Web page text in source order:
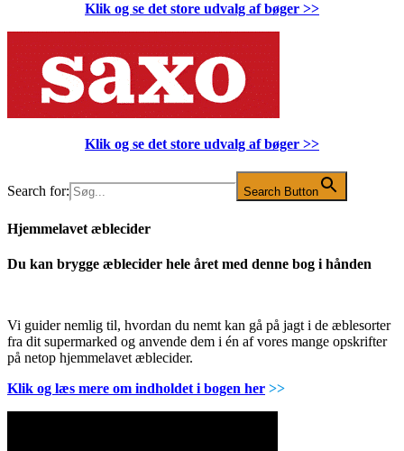
Klik og se det store udvalg af bøger >>
Klik og se det store udvalg af bøger >>
Search for: Search Button
Hjemmelavet æblecider
Du kan brygge æblecider hele året med denne bog i hånden
Vi guider nemlig til, hvordan du nemt kan gå på jagt i de æblesorter
fra dit supermarked og anvende dem i én af vores mange opskrifter
på netop hjemmelavet æblecider.
Klik og læs mere om indholdet i bogen her >>